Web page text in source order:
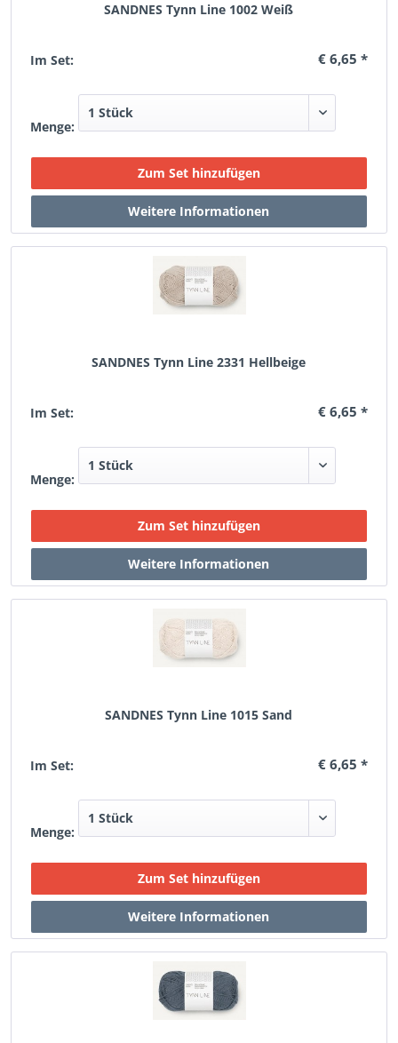
SANDNES Tynn Line 1002 Weiß
Im Set: € 6,65 *
Menge:
SANDNES Tynn Line 2331 Hellbeige
Im Set: € 6,65 *
Menge:
SANDNES Tynn Line 1015 Sand
Im Set: € 6,65 *
Menge: